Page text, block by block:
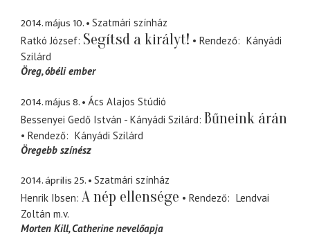
2014. május 10.
Szatmári színház
Ratkó József Segítsd a királyt! Rendező
Kányádi
Szilárd
Öreg óbéli ember
2014. május 8.
Ács Alajos Stúdió
Bessenyei Gedő István - Kányádi Szilárd Bűneink árán
Rendező
Kányádi Szilárd
Öregebb színész
2014. április 25.
Szatmári színház
Henrik Ibsen A nép ellensége Rendező
Lendvai
Zoltán m.v.
Morten Kill Catherine nevelőapja